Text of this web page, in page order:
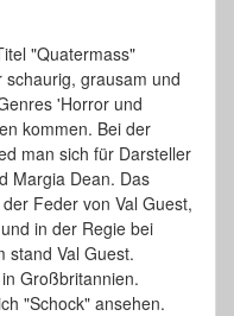
"Quatermass"
grausam und
'Horror und
kommen. Bei der
man sich für Darsteller
Margia Dean. Das
Feder von Val Guest,
in der Regie bei
stand Val Guest.
Großbritannien.
"Schock" ansehen.